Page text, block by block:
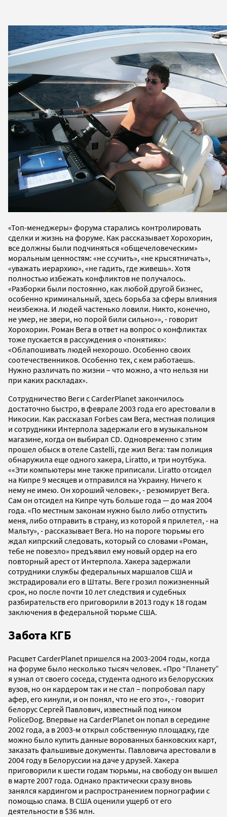
«Топ-менеджеры» форума старались контролировать
сделки и жизнь на форуме. Как рассказывает Хорохорин,
все должны были подчиняться «общечеловеческим»
моральным ценностям: «не ссучить», «не крысятничать»,
«уважать иерархию», «не гадить, где живешь». Хотя
полностью избежать конфликтов не получалось.
«Разборки были постоянно, как любой другой бизнес,
особенно криминальный, здесь борьба за сферы влияния
неизбежна. И людей частенько ловили. Никто, конечно,
не умер, не звери, но порой били сильно»», - говорит
Хорохорин. Роман Вега в ответ на вопрос о конфликтах
тоже пускается в рассуждения о «понятиях»:
«Облапошивать людей нехорошо. Особенно своих
соотечественников. Особенно тех, с кем работаешь.
Нужно различать по жизни – что можно, а что нельзя ни
при каких раскладах».
Сотрудничество Веги с CarderPlanet закончилось
достаточно быстро, в феврале 2003 года его арестовали в
Никосии. Как рассказал Forbes сам Вега, местная полиция
и сотрудники Интерпола задержали его в музыкальном
магазине, когда он выбирал CD. Одновременно с этим
прошел обыск в отеле Castelli, где жил Вега: там полиция
обнаружила еще одного хакера, Liratto, и три ноутбука.
««Эти компьютеры мне также приписали. Liratto отсидел
на Кипре 9 месяцев и отправился на Украину. Ничего к
нему не имею. Он хороший человек», - резюмирует Вега.
Сам он отсидел на Кипре чуть больше года — до мая 2004
года. «По местным законам нужно было либо отпустить
меня, либо отправить в страну, из которой я прилетел, - на
Мальту», - рассказывает Вега. Но на пороге тюрьмы его
ждал кипрский следовать, который со словами «Роман,
тебе не повезло» предъявил ему новый ордер на его
повторный арест от Интерпола. Хакера задержали
сотрудники службы федеральных маршалов США и
экстрадировали его в Штаты. Веге грозил пожизненный
срок, но после почти 10 лет следствия и судебных
разбирательств его приговорили в 2013 году к 18 годам
заключения в федеральной тюрьме США.
Забота КГБ
Расцвет CarderPlanet пришелся на 2003-2004 годы, когда
на форуме было несколько тысяч человек. «Про “Планету”
я узнал от своего соседа, студента одного из белорусских
вузов, но он кардером так и не стал – попробовал пару
афер, его кинули, и он понял, что не его это», - говорит
белорус Сергей Павлович, известный под ником
PoliceDog. Впервые на CarderPlanet он попал в середине
2002 года, а в 2003-м открыл собственную площадку, где
можно было купить данные ворованных банковских карт,
заказать фальшивые документы. Павловича арестовали в
2004 году в Белоруссии на даче у друзей. Хакера
приговорили к шести годам тюрьмы, на свободу он вышел
в марте 2007 года. Однако практически сразу вновь
занялся кардингом и распространением порнографии с
помощью спама. В США оценили ущерб от его
деятельности в $36 млн.